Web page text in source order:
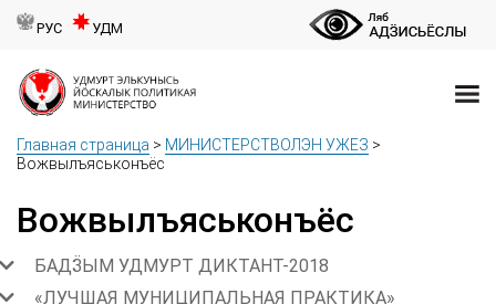
РУС УДМ
Главная страница > МИНИСТЕРСТВОЛЭН УЖЕЗ >
Вожвылъяськонъёс
Вожвылъяськонъёс
БАДӞЫМ УДМУРТ ДИКТАНТ-2018
«ЛУЧШАЯ МУНИЦИПАЛЬНАЯ ПРАКТИКА»